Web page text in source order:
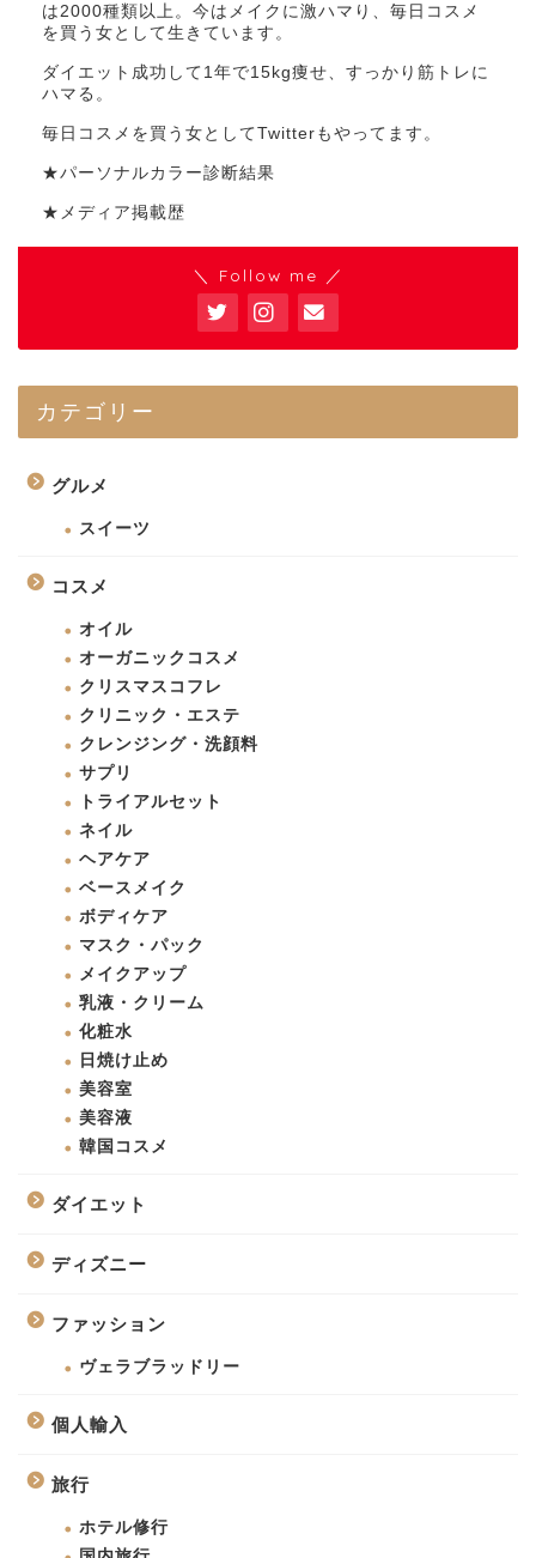
は2000種類以上。今はメイクに激ハマり、毎日コスメ
を買う女として生きています。
ダイエット成功して1年で15kg痩せ、すっかり筋トレに
ハマる。
毎日コスメを買う女としてTwitterもやってます。
★パーソナルカラー診断結果
★メディア掲載歴
＼ Follow me ／
カテゴリー
グルメ
スイーツ
コスメ
オイル
オーガニックコスメ
クリスマスコフレ
クリニック・エステ
クレンジング・洗顔料
サプリ
トライアルセット
ネイル
ヘアケア
ベースメイク
ボディケア
マスク・パック
メイクアップ
乳液・クリーム
化粧水
日焼け止め
美容室
美容液
韓国コスメ
ダイエット
ディズニー
ファッション
ヴェラブラッドリー
個人輸入
旅行
ホテル修行